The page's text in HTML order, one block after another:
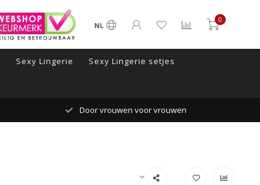
NL
0
Sexy Lingerie Sexy Lingerie setjes
Door vrouwen voor vrouwen